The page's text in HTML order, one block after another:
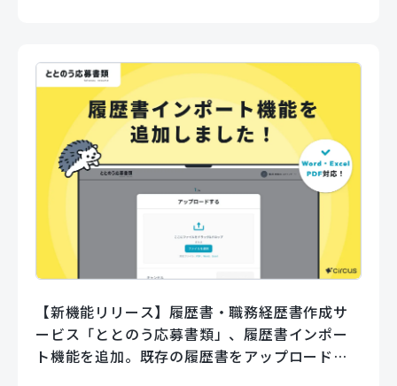
【新機能リリース】履歴書・職務経歴書作成サ
ービス「ととのう応募書類」、履歴書インポー
ト機能を追加。既存の履歴書をアップロードす